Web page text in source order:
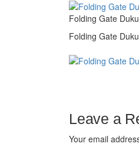
Folding Gate
Folding Gate
Leave a
Your email